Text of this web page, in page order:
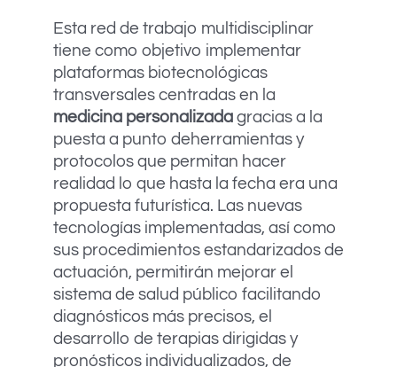
Esta red de trabajo multidisciplinar
tiene como objetivo implementar
plataformas biotecnológicas
transversales centradas en la
medicina personalizada gracias a la
puesta a punto deherramientas y
protocolos que permitan hacer
realidad lo que hasta la fecha era una
propuesta futurística. Las nuevas
tecnologías implementadas, así como
sus procedimientos estandarizados de
actuación, permitirán mejorar el
sistema de salud público facilitando
diagnósticos más precisos, el
desarrollo de terapias dirigidas y
pronósticos individualizados, de